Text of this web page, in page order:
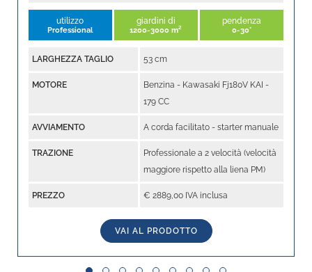
utilizzo
Professional
giardini di
1200-3000 m²
pendenza
0-30°
LARGHEZZA TAGLIO 53 cm
MOTORE
Benzina - Kawasaki Fj180V KAI -
179 CC
AVVIAMENTO A corda facilitato - starter manuale
TRAZIONE
Professionale a 2 velocità (velocità
maggiore rispetto alla liena PM)
PREZZO € 2889,00 IVA inclusa
VAI AL PRODOTTO